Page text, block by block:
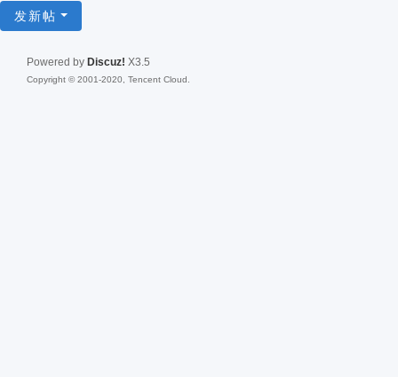
发新帖
Powered by Discuz! X3.5
Copyright © 2001-2020, Tencent Cloud.